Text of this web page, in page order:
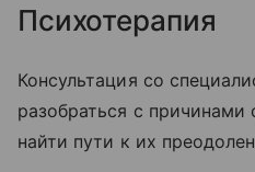
Психотерапия
Консультация со
разобраться с
найти пути к их